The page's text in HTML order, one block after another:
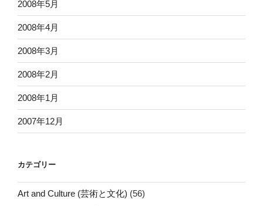
2008年5月
2008年4月
2008年3月
2008年2月
2008年1月
2007年12月
カテゴリー
Art and Culture (芸術と文化) (56)